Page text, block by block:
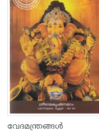
വേദമന്ത്രങ്ങൾ